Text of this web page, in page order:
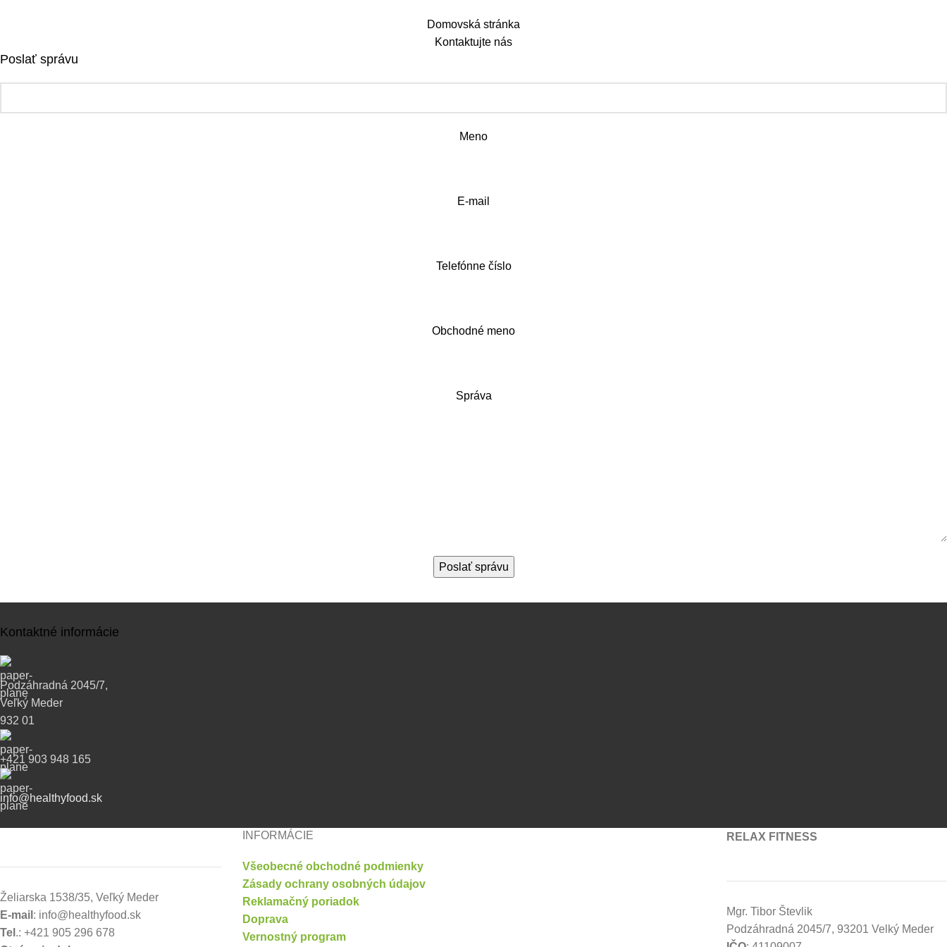
Domovská stránka
Kontaktujte nás
Poslať správu
Meno
E-mail
Telefónne číslo
Obchodné meno
Správa
Kontaktné informácie
Podzáhradná 2045/7,
Veľký Meder
932 01
+421 903 948 165
info@healthyfood.sk
Želiarska 1538/35, Veľký Meder
E-mail : info@healthyfood.sk
Tel .: +421 905 296 678
INFORMÁCIE
Všeobecné obchodné podmienky
Zásady ochrany osobných údajov
Reklamačný poriadok
Doprava
Vernostný program
RELAX FITNESS
Mgr. Tibor Števlik
Podzáhradná 2045/7, 93201 Velký Meder